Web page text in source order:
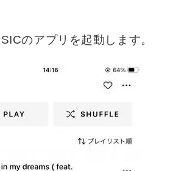
のアプリを起動します。